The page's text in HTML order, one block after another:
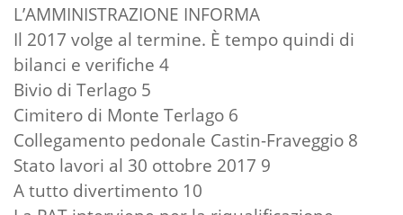
L’AMMINISTRAZIONE INFORMA
Il 2017 volge al termine. È tempo quindi di
bilanci e verifiche 4
Bivio di Terlago 5
Cimitero di Monte Terlago 6
Collegamento pedonale Castin-Fraveggio 8
Stato lavori al 30 ottobre 2017 9
A tutto divertimento 10